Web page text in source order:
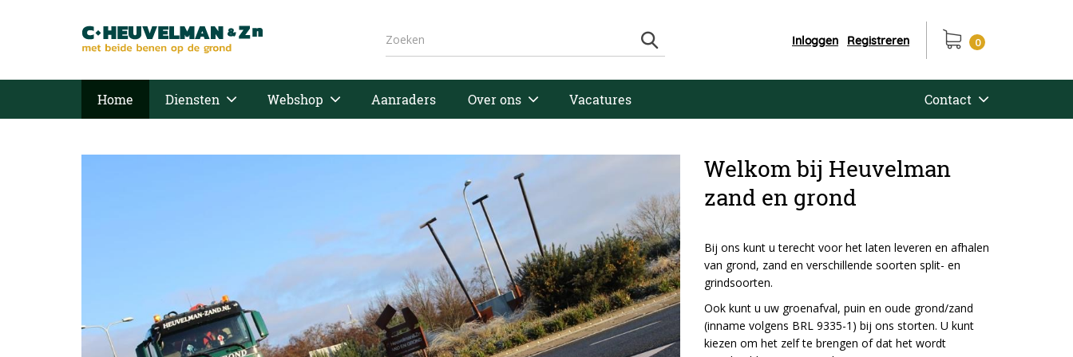
Inloggen Registreren 0
Home Diensten Webshop Aanraders Over ons Vacatures Contact
Welkom bij Heuvelman
zand en grond
Bij ons kunt u terecht voor het laten leveren en afhalen
van grond, zand en verschillende soorten split- en
grindsoorten.
Ook kunt u uw groenafval, puin en oude grond/zand
(inname volgens BRL 9335-1) bij ons storten. U kunt
kiezen om het zelf te brengen of dat het wordt